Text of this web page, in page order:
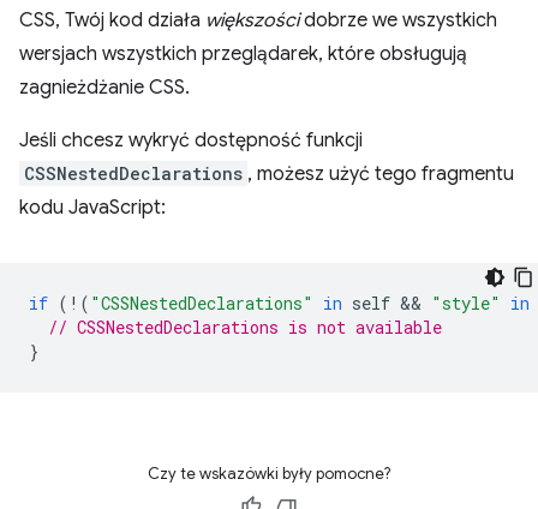
CSS, Twój kod działa większościdobrze we wszystkich
wersjach wszystkich przeglądarek, które obsługują
zagnieżdżanie CSS.
Jeśli chcesz wykryć dostępność funkcji
CSSNestedDeclarations , możesz użyć tego fragmentu
kodu JavaScript:
if ( ! ( "CSSNestedDeclarations" in self && "style"
in
// CSSNestedDeclarations is not available
}
Czy te wskazówki były pomocne?